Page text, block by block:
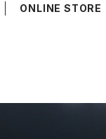
ONLINE STORE